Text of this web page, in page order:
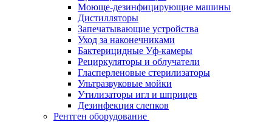
Моюще-дезинфицирующие машины
Дистилляторы
Запечатывающие устройства
Уход за наконечниками
Бактерицидные Уф-камеры
Рециркуляторы и облучатели
Гласперленовые стерилизаторы
Ультразвуковые мойки
Утилизаторы игл и шприцев
Дезинфекция слепков
Рентген оборудование